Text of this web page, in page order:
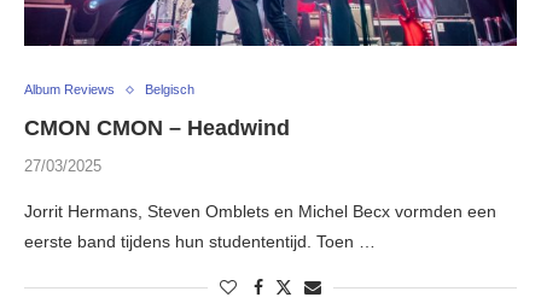
Album Reviews Belgisch
CMON CMON – Headwind
27/03/2025
Jorrit Hermans, Steven Omblets en Michel Becx vormden een
eerste band tijdens hun studententijd. Toen …